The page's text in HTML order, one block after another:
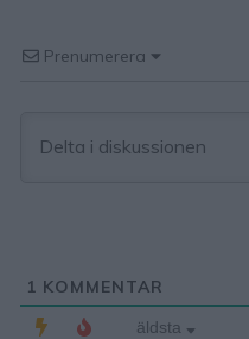
Prenumerera
1 KOMMENTAR
äldsta